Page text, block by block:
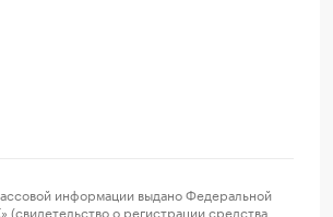
информации выдано Федеральной
о регистрации средства